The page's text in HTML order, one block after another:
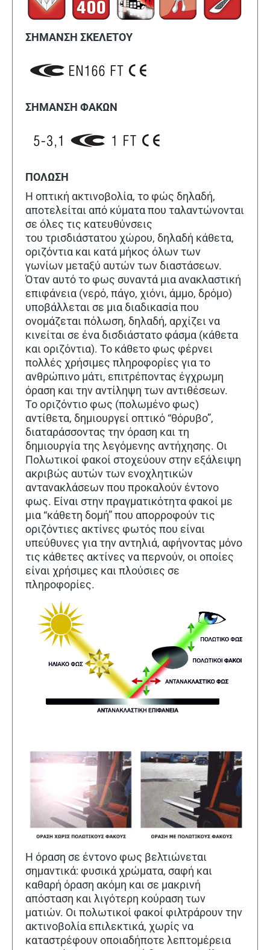
ΣΗΜΑΝΣΗ ΣΚΕΛΕΤΟΥ
ΣΗΜΑΝΣΗ ΦΑΚΩΝ
ΠΟΛΩΣΗ
Η οπτική ακτινοβολία, το φώς δηλαδή,
αποτελείται από κύματα που ταλαντώνονται
σε όλες τις κατευθύνσεις
του τρισδιάστατου χώρου, δηλαδή κάθετα,
οριζόντια και κατά μήκος όλων των
γωνίων μεταξύ αυτών των διαστάσεων.
Όταν αυτό το φως συναντά μια ανακλαστική
επιφάνεια (νερό, πάγο, χιόνι, άμμο, δρόμο)
υποβάλλεται σε μια διαδικασία που
ονομάζεται πόλωση, δηλαδή, αρχίζει να
κινείται σε ένα δισδιάστατο φάσμα (κάθετα
και οριζόντια). Το κάθετο φως φέρνει
πολλές χρήσιμες πληροφορίες για το
ανθρώπινο μάτι, επιτρέποντας έγχρωμη
όραση και την αντίληψη των αντιθέσεων.
Το οριζόντιο φως (πολωμένο φως)
αντίθετα, δημιουργεί οπτικό “θόρυβο”,
διαταράσσοντας την όραση και τη
δημιουργία της λεγόμενης αντήχησης. Οι
Πολωτικοί φακοί στοχεύουν στην εξάλειψη
ακριβώς αυτών των ενοχλητικών
αντανακλάσεων που προκαλούν έντονο
φως. Είναι στην πραγματικότητα φακοί με
μια “κάθετη δομή” που απορροφούν τις
οριζόντιες ακτίνες φωτός που είναι
υπεύθυνες για την αντηλιά, αφήνοντας μόνο
τις κάθετες ακτίνες να περνούν, οι οποίες
είναι χρήσιμες και πλούσιες σε
πληροφορίες.
Η όραση σε έντονο φως βελτιώνεται
σημαντικά: φυσικά χρώματα, σαφή και
καθαρή όραση ακόμη και σε μακρινή
απόσταση και λιγότερη κούραση των
ματιών. Οι πολωτικοί φακοί φιλτράρουν την
ακτινοβολία επιλεκτικά, χωρίς να
καταστρέφουν οποιαδήποτε λεπτομέρεια